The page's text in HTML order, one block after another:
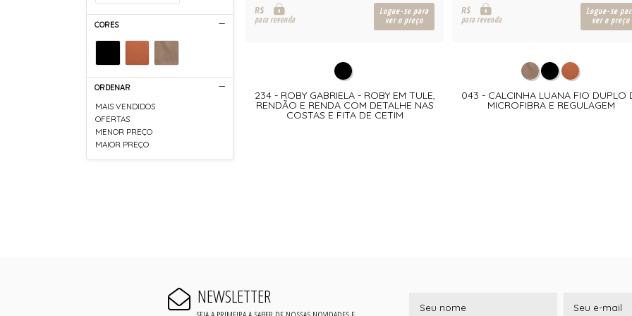
CORES
ORDENAR
MAIS VENDIDOS
OFERTAS
MENOR PREÇO
MAIOR PREÇO
R$
para revenda
Logue-se para
ver o preço
234 - ROBY GABRIELA - ROBY EM TULE,
RENDÃO E RENDA COM DETALHE NAS
COSTAS E FITA DE CETIM
R$
para revenda
Logue-se
ver o preço
043 - CALCINHA LUANA FIO DUPLO
MICROFIBRA E REGULAGEM
NEWSLETTER